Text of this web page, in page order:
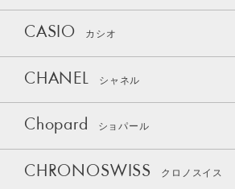
CASIO カシオ
CHANEL シャネル
Chopard ショパール
CHRONOSWISS クロノスイス